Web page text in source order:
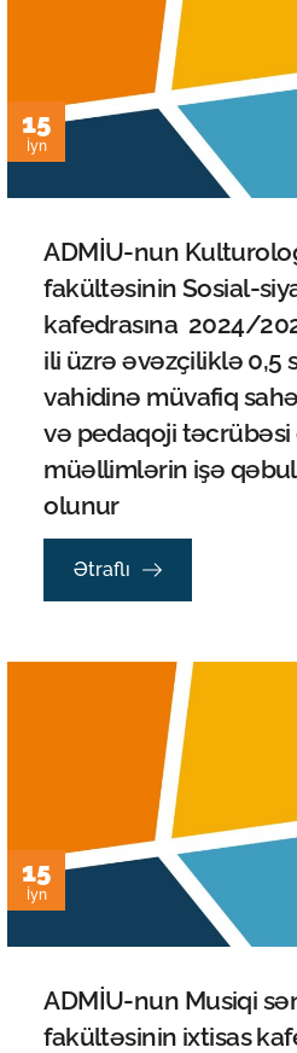
15
İyn
ADMİU-nun
fakültəsinin Sosial-
kafedrasına 2024/
ili üzrə əvəzçiliklə 0,5
vahidinə müvafiq
və pedaqoji təcrübəsi
müəllimlərin işə
olunur
Ətraflı
15
İyn
ADMİU-nun Musiqi
fakültəsinin ixtisas